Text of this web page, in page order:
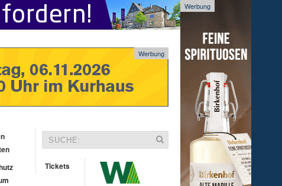
Werbung
Werbung
Tickets